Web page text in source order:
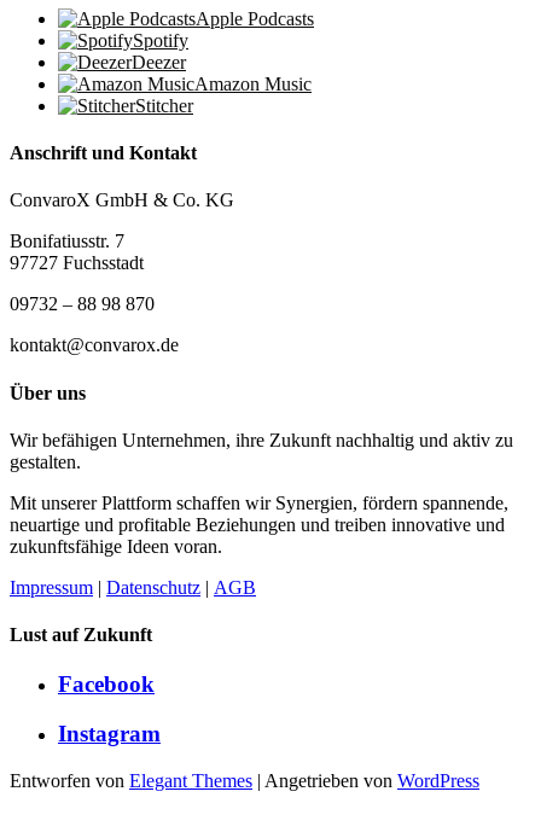
Apple Podcasts
Spotify
Deezer
Amazon Music
Stitcher
Anschrift und Kontakt
ConvaroX GmbH & Co. KG
Bonifatiusstr. 7
97727 Fuchsstadt
09732 – 88 98 870
kontakt@convarox.de
Über uns
Wir befähigen Unternehmen, ihre Zukunft nachhaltig und aktiv zu
gestalten.
Mit unserer Plattform schaffen wir Synergien, fördern spannende,
neuartige und profitable Beziehungen und treiben innovative und
zukunftsfähige Ideen voran.
Impressum | Datenschutz | AGB
Lust auf Zukunft
Facebook
Instagram
Entworfen von Elegant Themes | Angetrieben von WordPress